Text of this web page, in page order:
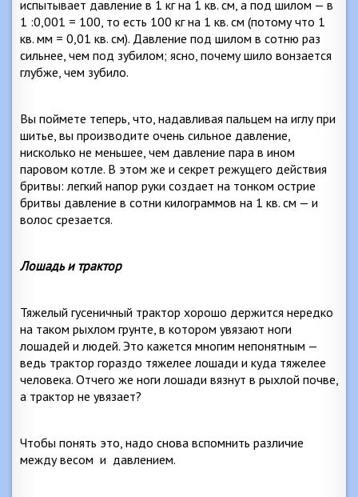
испытывает давление в 1 кгна 1 кв. см, а под шилом — в
1 :0,001 = 100, то есть 100 кгна 1 кв. см (потому что 1
кв. мм = 0,01 кв. см). Давление под шилом в сотню раз
сильнее, чем под зубилом; ясно, почему шило вонзается
глубже, чем зубило.
Вы поймете теперь, что, надавливая пальцем на иглу при
шитье, вы производите очень сильное давление,
нисколько не меньшее, чем давление пара в ином
паровом котле. В этом же и секрет режущего действия
бритвы: легкий напор руки создает на тонком острие
бритвы давление в сотни килограммов на 1 кв. см — и
волос срезается.
Лошадь и трактор
Тяжелый гусеничный трактор хорошо держится нередко
на таком рыхлом грунте, в котором увязают ноги
лошадей и людей. Это кажется многим непонятным —
ведь трактор гораздо тяжелее лошади и куда тяжелее
человека. Отчего же ноги лошади вязнут в рыхлой почве,
а трактор не увязает?
Чтобы понять это, надо снова вспомнить различие
между весом и давлением.